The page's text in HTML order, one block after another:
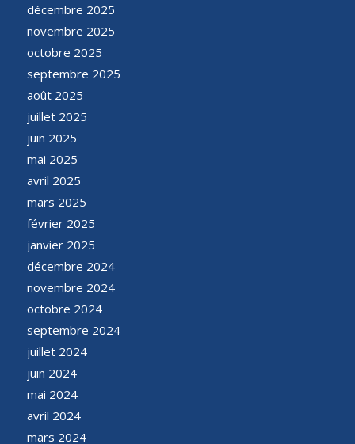
décembre 2025
novembre 2025
octobre 2025
septembre 2025
août 2025
juillet 2025
juin 2025
mai 2025
avril 2025
mars 2025
février 2025
janvier 2025
décembre 2024
novembre 2024
octobre 2024
septembre 2024
juillet 2024
juin 2024
mai 2024
avril 2024
mars 2024